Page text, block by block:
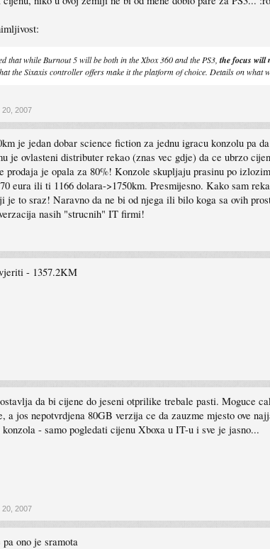
that while Burnout 5 will be both in the Xbox 360 and the PS3, the focus will
the Sixaxis controller offers make it the platform of choice. Details on what
20, 2007
je jedan dobar science fiction za jednu igracu konzolu pa
je ovlasteni distributer rekao (znas vec gdje) da ce ubrzo
prodaja je opala za 80%! Konzole skupljaju prasinu po
eura ili ti 1166 dolara->1750km. Presmijesno. Kako sam
to sraz! Naravno da ne bi od njega ili bilo koga sa ovih
nasih "strucnih" IT firmi!
- 1357.2KM
da bi cijene do jeseni otprilike trebale pasti. Moguce
a jos nepotvrdjena 80GB verzija ce da zauzme mjesto ove
- samo pogledati cijenu Xboxa u IT-u i sve je jasno...
20, 2007
ono je sramota